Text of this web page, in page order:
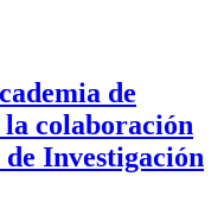
de
colaboración
Investigación